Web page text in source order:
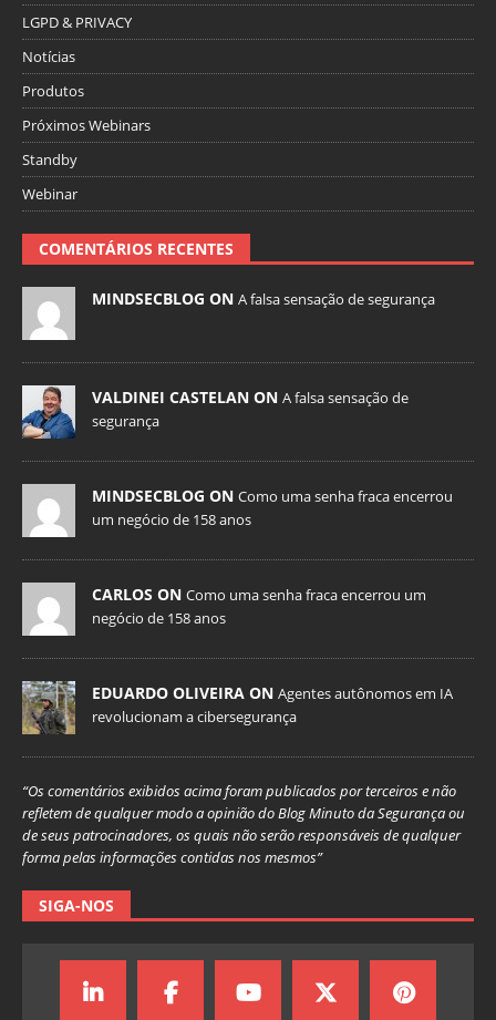
LGPD & PRIVACY
Notícias
Produtos
Próximos Webinars
Standby
Webinar
COMENTÁRIOS RECENTES
MINDSECBLOG ON A falsa sensação de segurança
VALDINEI CASTELAN ON A falsa sensação de
segurança
MINDSECBLOG ON Como uma senha fraca encerrou
um negócio de 158 anos
CARLOS ON Como uma senha fraca encerrou um
negócio de 158 anos
EDUARDO OLIVEIRA ON Agentes autônomos em IA
revolucionam a cibersegurança
“Os comentários exibidos acima foram publicados por terceiros e não
refletem de qualquer modo a opinião do Blog Minuto da Segurança ou
de seus patrocinadores, os quais não serão responsáveis de qualquer
forma pelas informações contidas nos mesmos”
SIGA-NOS